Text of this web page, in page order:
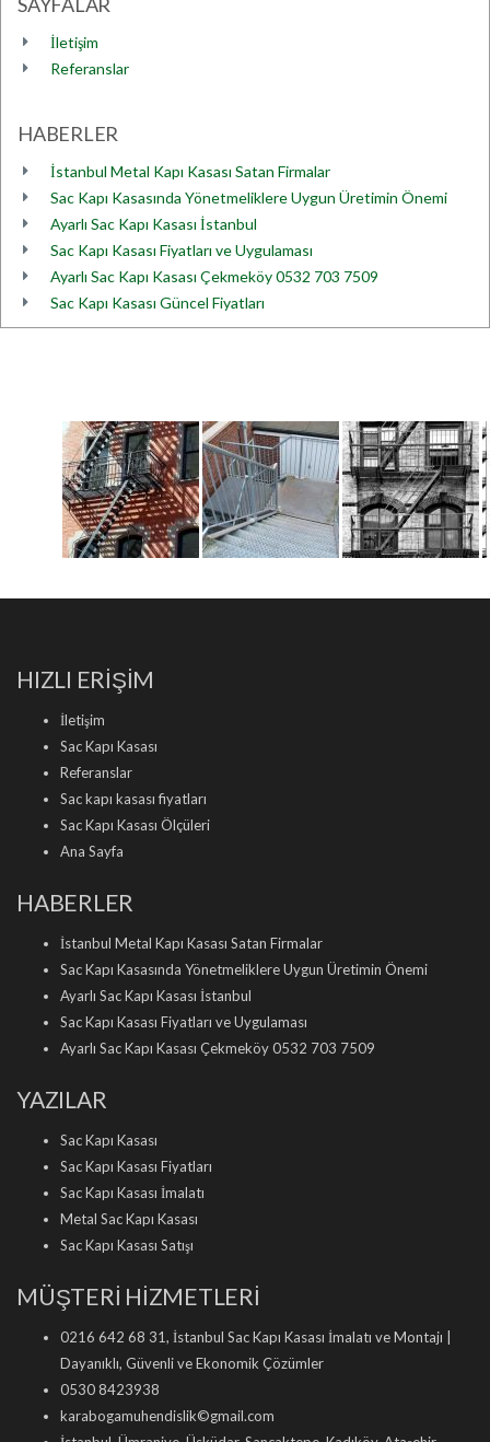
İletişim
Referanslar
HABERLER
İstanbul Metal Kapı Kasası Satan Firmalar
Sac Kapı Kasasında Yönetmeliklere Uygun Üretimin Önemi
Ayarlı Sac Kapı Kasası İstanbul
Sac Kapı Kasası Fiyatları ve Uygulaması
Ayarlı Sac Kapı Kasası Çekmeköy 0532 703 7509
Sac Kapı Kasası Güncel Fiyatları
HIZLI ERİŞİM
İletişim
Sac Kapı Kasası
Referanslar
Sac kapı kasası fiyatları
Sac Kapı Kasası Ölçüleri
Ana Sayfa
HABERLER
İstanbul Metal Kapı Kasası Satan Firmalar
Sac Kapı Kasasında Yönetmeliklere Uygun Üretimin Önemi
Ayarlı Sac Kapı Kasası İstanbul
Sac Kapı Kasası Fiyatları ve Uygulaması
Ayarlı Sac Kapı Kasası Çekmeköy 0532 703 7509
YAZILAR
Sac Kapı Kasası
Sac Kapı Kasası Fiyatları
Sac Kapı Kasası İmalatı
Metal Sac Kapı Kasası
Sac Kapı Kasası Satışı
MÜŞTERİ HİZMETLERİ
0216 642 68 31, İstanbul Sac Kapı Kasası İmalatı ve Montajı |
Dayanıklı, Güvenli ve Ekonomik Çözümler
0530 8423938
karabogamuhendislik©gmail.com